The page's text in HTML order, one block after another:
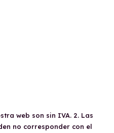
web son sin IVA. 2. Las
no corresponder con el